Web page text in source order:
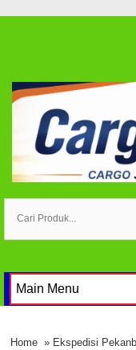
Home » Ekspedisi